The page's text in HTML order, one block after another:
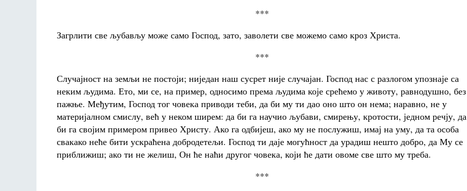
***
Загрлити све љубављу може само Господ, зато, заволети све можемо само кроз Христа.
***
Случајност на земљи не постоји; ниједан наш сусрет није случајан. Господ нас с разлогом упознаје са
неким људима. Ето, ми се, на пример, односимо према људима које срећемо у животу, равнодушно, без
пажње. Међутим, Господ тог човека приводи теби, да би му ти дао оно што он нема; наравно, не у
материјалном смислу, већ у неком ширем: да би га научио љубави, смирењу, кротости, једном речју, да
би га својим примером привео Христу. Ако га одбијеш, ако му не послужиш, имај на уму, да та особа
свакако неће бити ускраћена добродетељи. Господ ти даје могућност да урадиш нешто добро, да Му се
приближиш; ако ти не желиш, Он ће наћи другог човека, који ће дати овоме све што му треба.
***